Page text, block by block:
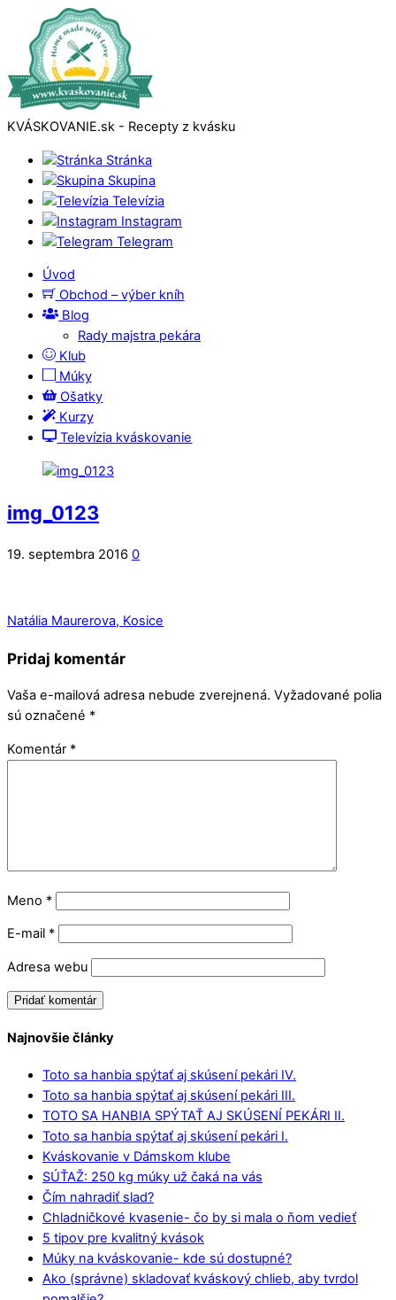
KVÁSKOVANIE.sk - Recepty z kvásku
Stránka
Skupina
Televízia
Instagram
Telegram
Úvod
Obchod – výber kníh
Blog
Rady majstra pekára
Klub
Múky
Ošatky
Kurzy
Televízia kváskovanie
img_0123
19. septembra 2016 0
Natália Maurerova, Kosice
Pridaj komentár
Vaša e-mailová adresa nebude zverejnená. Vyžadované polia
sú označené *
Komentár *
Meno *
E-mail *
Adresa webu
Najnovšie články
Toto sa hanbia spýtať aj skúsení pekári IV.
Toto sa hanbia spýtať aj skúsení pekári III.
TOTO SA HANBIA SPÝTAŤ AJ SKÚSENÍ PEKÁRI II.
Toto sa hanbia spýtať aj skúsení pekári I.
Kváskovanie v Dámskom klube
SÚŤAŽ: 250 kg múky už čaká na vás
Čím nahradiť slad?
Chladničkové kvasenie- čo by si mala o ňom vedieť
5 tipov pre kvalitný kvások
Múky na kváskovanie- kde sú dostupné?
Ako (správne) skladovať kváskový chlieb, aby tvrdol